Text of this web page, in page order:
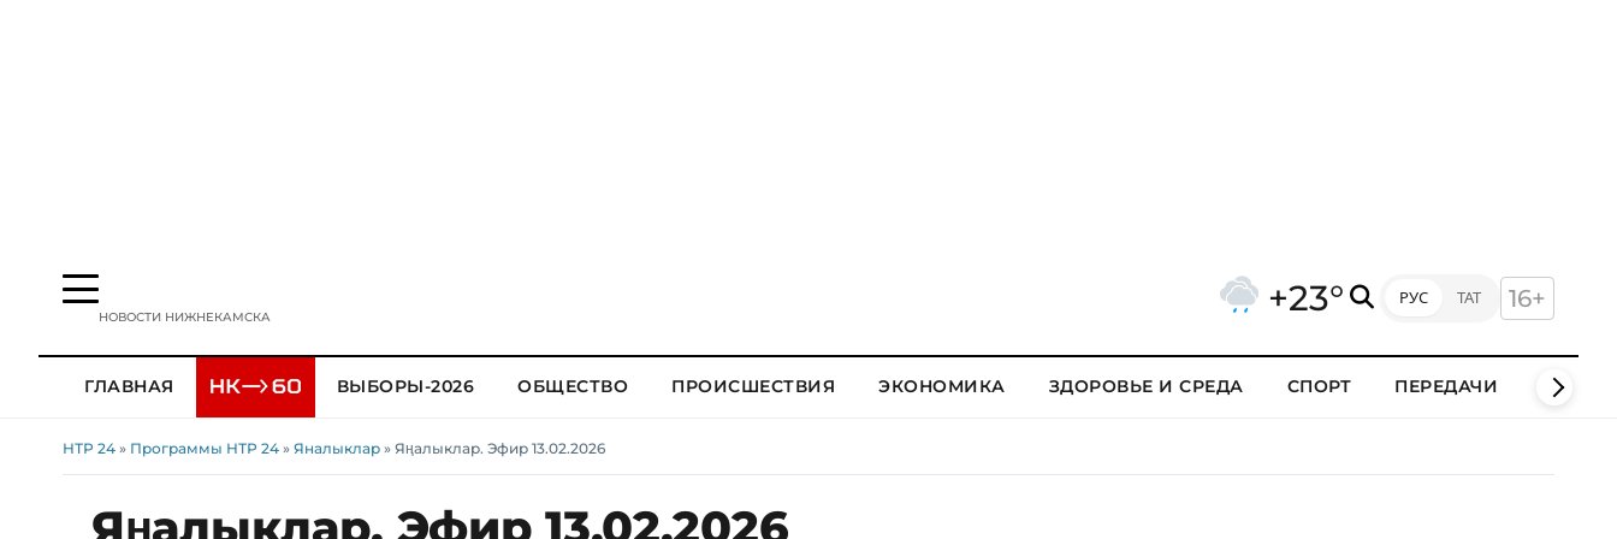
НОВОСТИ НИЖНЕКАМСКА +23° РУС ТАТ 16+
ГЛАВНАЯ ВЫБОРЫ-2026 ОБЩЕСТВО ПРОИСШЕСТВИЯ ЭКОНОМИКА ЗДОРОВЬЕ И СРЕДА СПОРТ ПЕРЕДАЧИ КЛИПЫ
НТР 24 » Программы НТР 24 » Яналыклар » Яңалыклар. Эфир 13.02.2026
Яңалыклар. Эфир 13.02.2026